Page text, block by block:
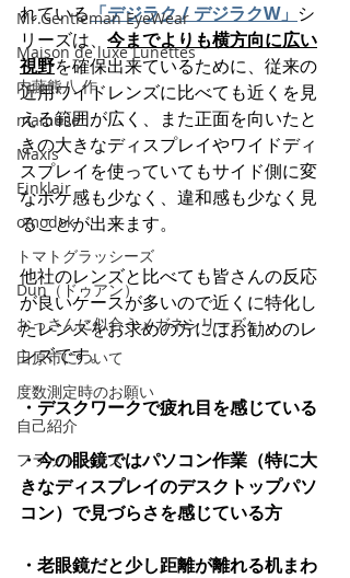
Mr.Gentleman EyeWear
Maison de luxe Lunettes
内藤熊八 作
mamuse
Maxis
Einklair
omodok
トマトグラッシーズ
Dun（ドゥアン）
おっさんに似合うメガネシリーズ
田原市について
度数測定時のお願い
自己紹介
フラットレンズ
れている「デジラク / デジラクW」 シ
リーズは、 今までよりも横方向に広い
視野を確保出来ているために、従来の
近用ワイドレンズに比べても近くを見
える範囲が広く、また正面を向いたと
きの大きなディスプレイやワイドディ
スプレイを使っていてもサイド側に変
なボケ感も少なく、違和感も少なく見
ることが出来ます。
他社のレンズと比べても皆さんの反応
が良いケースが多いので近くに特化し
たレンズをお求めの方にはお勧めのレ
ンズです。
・デスクワークで疲れ目を感じている
・今の眼鏡ではパソコン作業（特に大
きなディスプレイのデスクトップパソ
コン）で見づらさを感じている方
・老眼鏡だと少し距離が離れる机まわ